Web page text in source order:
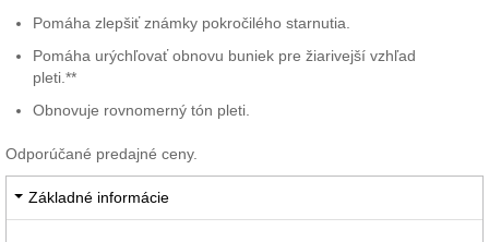
Pomáha zlepšiť známky pokročilého starnutia.
Pomáha urýchľovať obnovu buniek pre žiarivejší vzhľad
pleti.**
Obnovuje rovnomerný tón pleti.
Odporúčané predajné ceny.
Základné informácie